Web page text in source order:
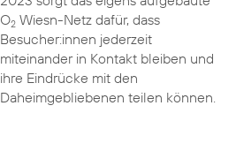
O2Wiesn-Netz dafür, dass
Besucher:innen jederzeit
miteinander in Kontakt bleiben und
ihre Eindrücke mit den
Daheimgebliebenen teilen können.